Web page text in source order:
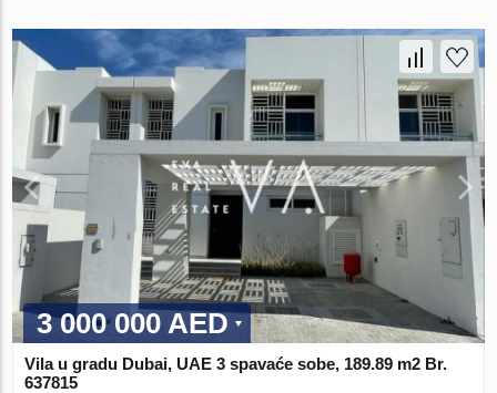
3 000 000 AED
Vila u gradu Dubai, UAE 3 spavaće sobe, 189.89 m2 Br.
637815